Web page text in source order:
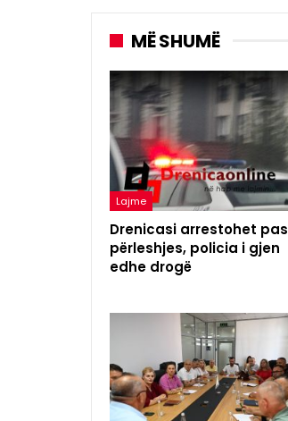
MË SHUMË
Lajme
Drenicasi arrestohet pas
përleshjes, policia i gjen
edhe drogë